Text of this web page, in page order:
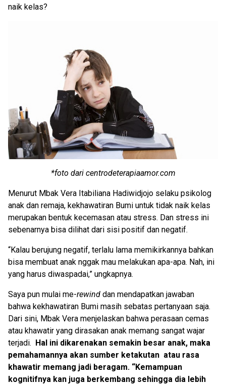
naik kelas?
*foto dari centrodeterapiaamor.com
Menurut Mbak Vera Itabiliana Hadiwidjojo selaku psikolog
anak dan remaja, kekhawatiran Bumi untuk tidak naik kelas
merupakan bentuk kecemasan atau stress. Dan stress ini
sebenarnya bisa dilihat dari sisi positif dan negatif.
“Kalau berujung negatif, terlalu lama memikirkannya bahkan
bisa membuat anak nggak mau melakukan apa-apa. Nah, ini
yang harus diwaspadai,” ungkapnya.
Saya pun mulai me-rewind dan mendapatkan jawaban
bahwa kekhawatiran Bumi masih sebatas pertanyaan saja.
Dari sini, Mbak Vera menjelaskan bahwa perasaan cemas
atau khawatir yang dirasakan anak memang sangat wajar
terjadi.
Hal ini dikarenakan semakin besar anak, maka
pemahamannya akan sumber ketakutan atau rasa
khawatir memang jadi beragam. “Kemampuan
kognitifnya kan juga berkembang sehingga dia lebih